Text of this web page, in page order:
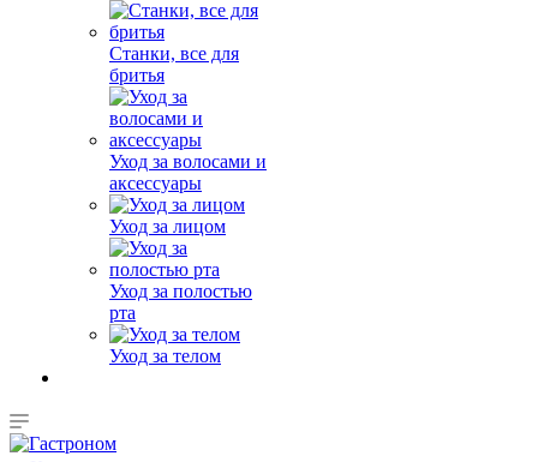
Станки, все для
бритья
Уход за волосами и
аксессуары
Уход за лицом
Уход за полостью
рта
Уход за телом